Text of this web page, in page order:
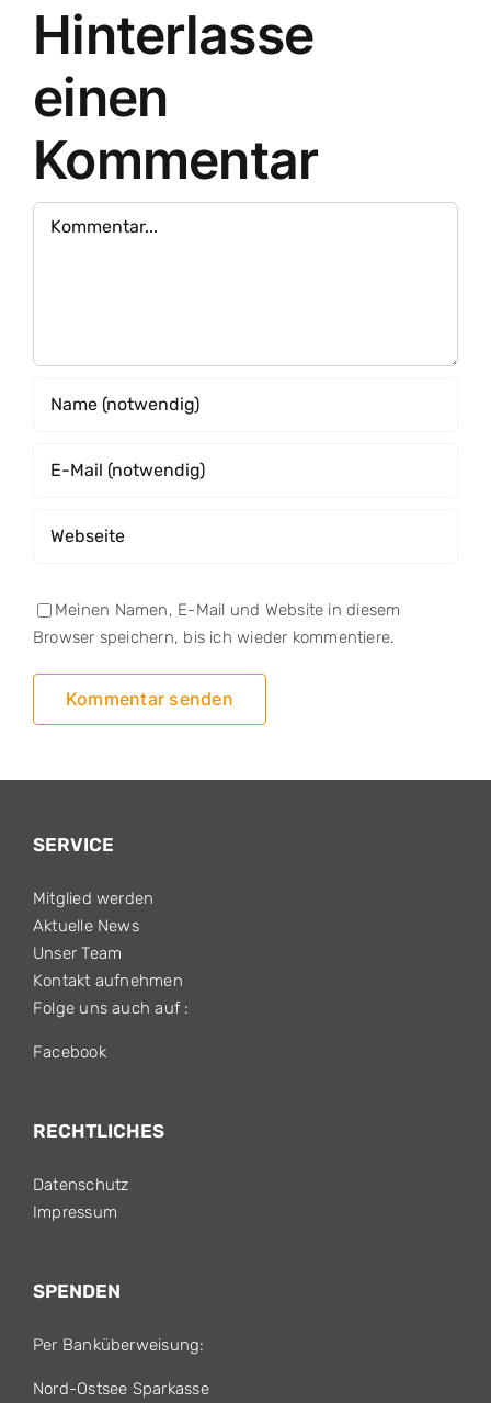
Hinterlasse
einen
Kommentar
Meinen Namen, E-Mail und Website in diesem
Browser speichern, bis ich wieder kommentiere.
SERVICE
Mitglied werden
Aktuelle News
Unser Team
Kontakt aufnehmen
Folge uns auch auf :
Facebook
RECHTLICHES
Datenschutz
Impressum
SPENDEN
Per Banküberweisung:
Nord-Ostsee Sparkasse